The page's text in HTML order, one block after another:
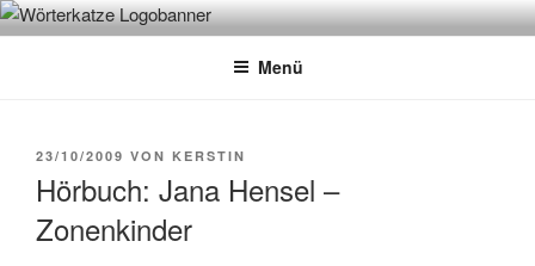
Zum
InhaltWÖRTERKATZE
Von Büchern erzählen
Menü
VERÖFFENTLICHT
23/10/2009 VON KERSTIN
Hörbuch: Jana Hensel –
Zonenkinder